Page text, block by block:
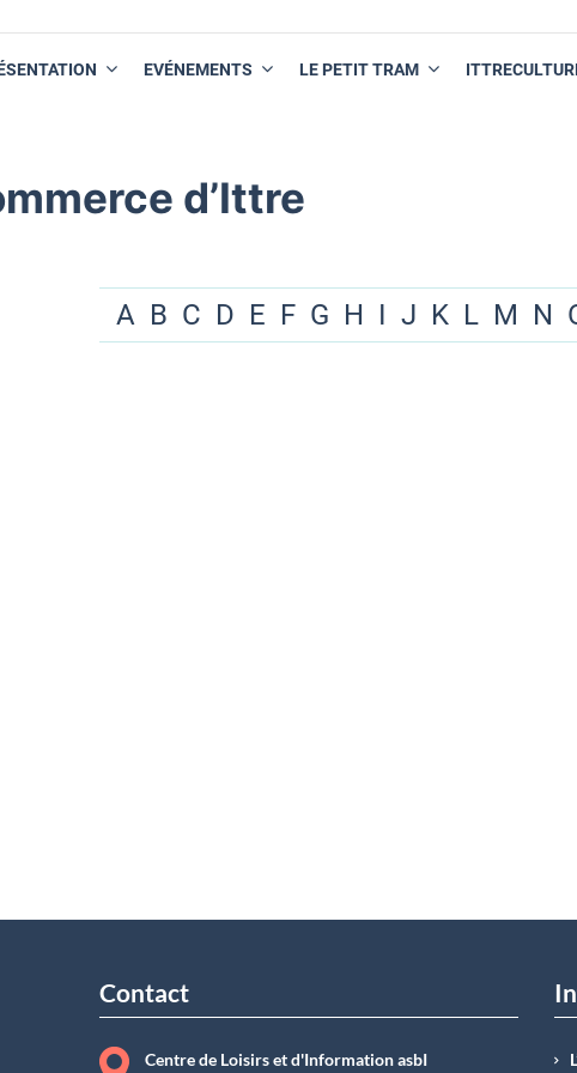
EVÉNEMENTS LE PETIT TRAM
d’Ittre
A B C D E F G H I J K L M N
Contact
Centre de Loisirs et d'Information asbI